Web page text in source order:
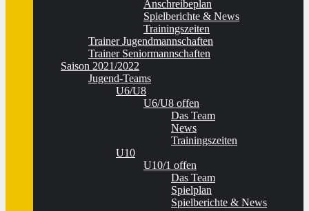
Anschreibeplan
Spielberichte & News
Trainingszeiten
Trainer Jugendmannschaften
Trainer Seniormannschaften
Saison 2021/2022
Jugend-Teams
U6/U8
U6/U8 offen
Das Team
News
Trainingszeiten
U10
U10/1 offen
Das Team
Spielplan
Spielberichte & News